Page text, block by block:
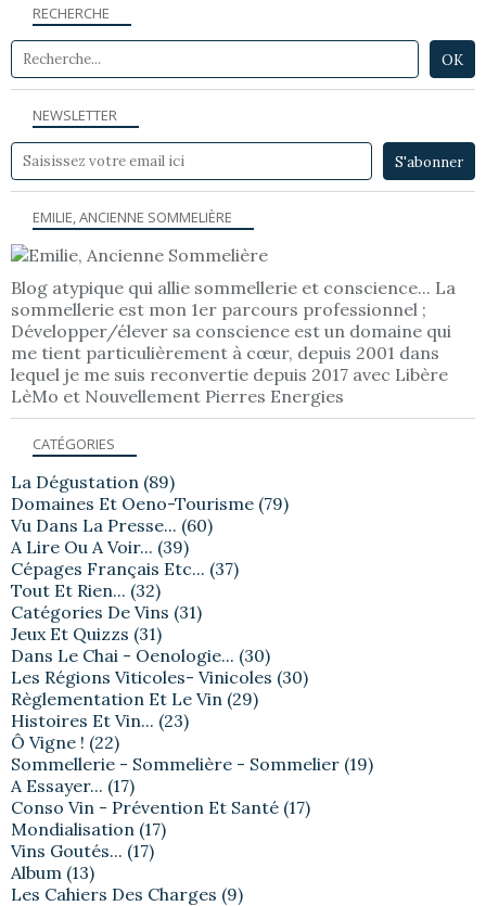
NEWSLETTER
RECHERCHE
EMILIE, ANCIENNE SOMMELIÈRE
Blog atypique qui allie sommellerie et conscience... La
sommellerie est mon 1er parcours professionnel ;
Développer/élever sa conscience est un domaine qui
me tient particulièrement à cœur, depuis 2001 dans
lequel je me suis reconvertie depuis 2017 avec Libère
LèMo et Nouvellement Pierres Energies
CATÉGORIES
La Dégustation (89)
Domaines Et Oeno-Tourisme (79)
Vu Dans La Presse... (60)
A Lire Ou A Voir... (39)
Cépages Français Etc... (37)
Tout Et Rien... (32)
Catégories De Vins (31)
Jeux Et Quizzs (31)
Dans Le Chai - Oenologie... (30)
Les Régions Viticoles- Vinicoles (30)
Règlementation Et Le Vin (29)
Histoires Et Vin... (23)
Ô Vigne ! (22)
Sommellerie - Sommelière - Sommelier (19)
A Essayer... (17)
Conso Vin - Prévention Et Santé (17)
Mondialisation (17)
Vins Goutés... (17)
Album (13)
Les Cahiers Des Charges (9)